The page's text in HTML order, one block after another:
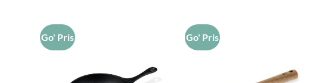
Go' Pris Go' Pris